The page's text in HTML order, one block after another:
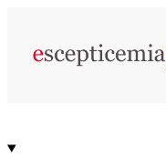
contenido